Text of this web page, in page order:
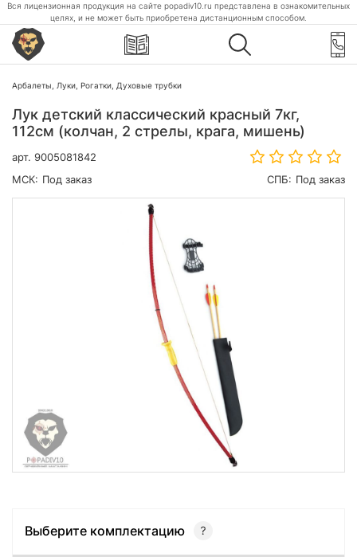
Вся лицензионная продукция на сайте popadiv10.ru представлена в ознакомительных
целях, и не может быть приобретена дистанционным способом.
Арбалеты, Луки, Рогатки, Духовые трубки
Лук детский классический красный 7кг,
112см (колчан, 2 стрелы, крага, мишень)
арт. 9005081842
МСК: Под заказ СПБ: Под заказ
Выберите комплектацию